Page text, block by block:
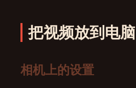
把视频放到电脑
相机上的设置